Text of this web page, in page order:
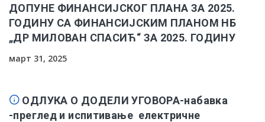
ДОПУНЕ ФИНАНСИЈСКОГ ПЛАНА ЗА 2025.
ГОДИНУ СА ФИНАНСИЈСКИМ ПЛАНОМ НБ
„ДР МИЛОВАН СПАСИЋ“ ЗА 2025. ГОДИНУ
март 31, 2025
ОДЛУКА О ДОДЕЛИ УГОВОРА-набавка
-преглед и испитивање електричне